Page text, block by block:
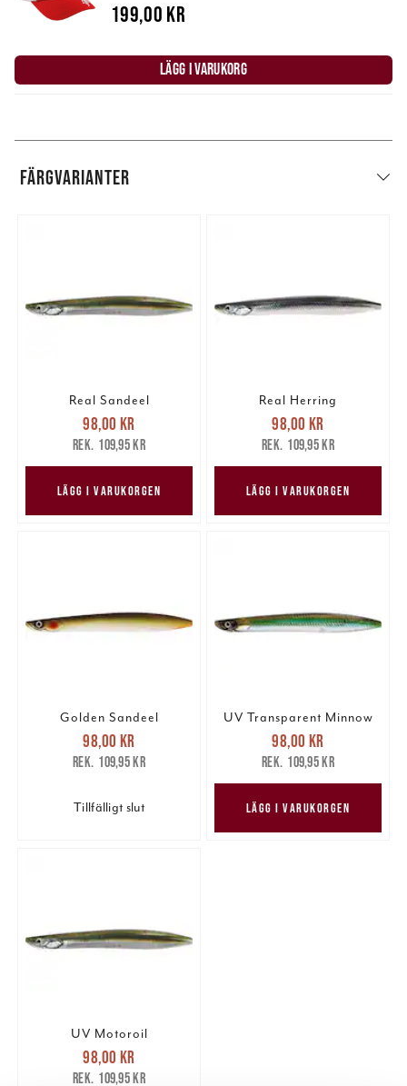
199,00 kr
LÄGG I VARUKORG
FÄRGVARIANTER
Real Sandeel
Nuvarande pris
98,00 krTidigare pris
109,95 kr
98,00 kr
109,95 kr
LÄGG I VARUKORGEN
Real Herring
Nuvarande pris
98,00 krTidigare pris
109,95 kr
98,00 kr
109,95 kr
LÄGG I VARUKORGEN
Golden Sandeel
Nuvarande pris
98,00 krTidigare pris
109,95 kr
98,00 kr
109,95 kr
Tillfälligt slut
UV Transparent Minnow
Nuvarande pris
98,00 krTidigare pris
109,95 kr
98,00 kr
109,95 kr
LÄGG I VARUKORGEN
UV Motoroil
Nuvarande pris
98,00 krTidigare pris
98,00 kr
109,95 kr